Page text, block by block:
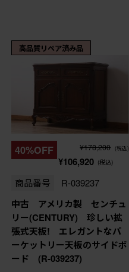
高品質リペア済み品
40%OFF ¥178,200 (税込)
¥106,920 (税込)
商品番号 R-039237
中古 アメリカ製 センチュ
リー(CENTURY) 珍しい拡
張式天板! エレガントなパ
ーケットリー天板のサイドボ
ード (R-039237)